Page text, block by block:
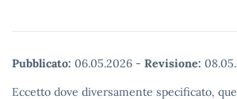
Pubblicato: 06.05.2026 - Revisione:
Eccetto dove diversamente specificato,